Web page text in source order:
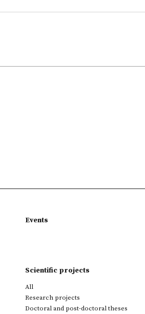
Events
Scientific projects
All
Research projects
Doctoral and post-doctoral theses